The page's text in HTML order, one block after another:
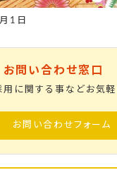
1日
お問い合わせ窓口
用に関する事などお気
お問い合わせフォーム